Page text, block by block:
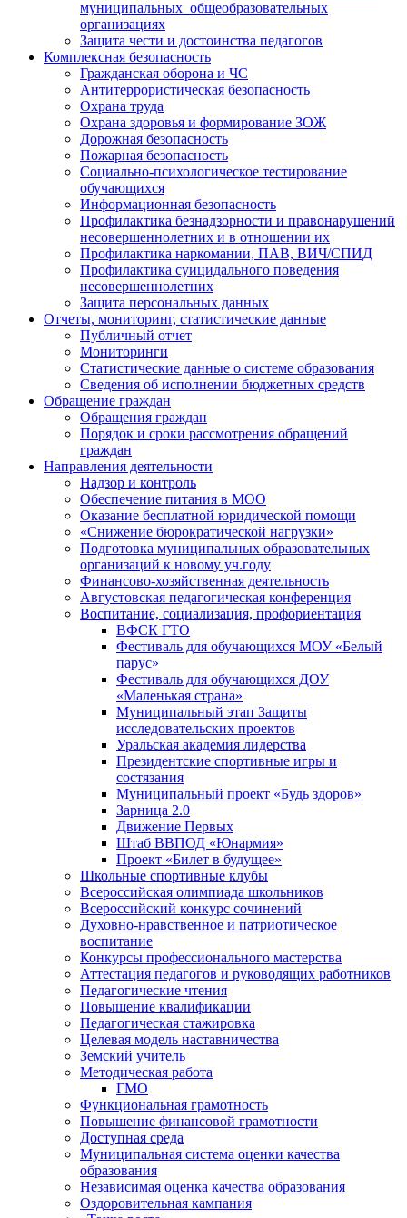
муниципальных общеобразовательных
организациях
Защита чести и достоинства педагогов
Комплексная безопасность
Гражданская оборона и ЧС
Антитеррористическая безопасность
Охрана труда
Охрана здоровья и формирование ЗОЖ
Дорожная безопасность
Пожарная безопасность
Социально-психологическое тестирование
обучающихся
Информационная безопасность
Профилактика безнадзорности и правонарушений
несовершеннолетних и в отношении их
Профилактика наркомании, ПАВ, ВИЧ/СПИД
Профилактика суицидального поведения
несовершеннолетних
Защита персональных данных
Отчеты, мониторинг, статистические данные
Публичный отчет
Мониторинги
Статистические данные о системе образования
Сведения об исполнении бюджетных средств
Обращение граждан
Обращения граждан
Порядок и сроки рассмотрения обращений
граждан
Направления деятельности
Надзор и контроль
Обеспечение питания в МОО
Оказание бесплатной юридической помощи
«Снижение бюрократической нагрузки»
Подготовка муниципальных образовательных
организаций к новому уч.году
Финансово-хозяйственная деятельность
Августовская педагогическая конференция
Воспитание, социализация, профориентация
ВФСК ГТО
Фестиваль для обучающихся МОУ «Белый
парус»
Фестиваль для обучающихся ДОУ
«Маленькая страна»
Муниципальный этап Защиты
исследовательских проектов
Уральская академия лидерства
Президентские спортивные игры и
состязания
Муниципальный проект «Будь здоров»
Зарница 2.0
Движение Первых
Штаб ВВПОД «Юнармия»
Проект «Билет в будущее»
Школьные спортивные клубы
Всероссийская олимпиада школьников
Всероссийский конкурс сочинений
Духовно-нравственное и патриотическое
воспитание
Конкурсы профессионального мастерства
Аттестация педагогов и руководящих работников
Педагогические чтения
Повышение квалификации
Педагогическая стажировка
Целевая модель наставничества
Земский учитель
Методическая работа
ГМО
Функциональная грамотность
Повышение финансовой грамотности
Доступная среда
Муниципальная система оценки качества
образования
Независимая оценка качества образования
Оздоровительная кампания